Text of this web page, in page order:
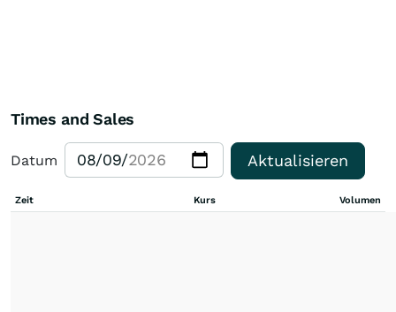
Times and Sales
Datum Aktualisieren
Zeit Kurs Volumen